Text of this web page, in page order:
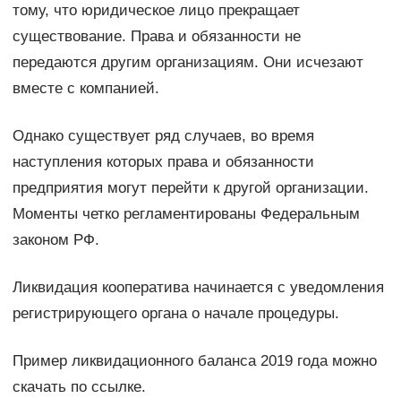
тому, что юридическое лицо прекращает
существование. Права и обязанности не
передаются другим организациям. Они исчезают
вместе с компанией.
Однако существует ряд случаев, во время
наступления которых права и обязанности
предприятия могут перейти к другой организации.
Моменты четко регламентированы Федеральным
законом РФ.
Ликвидация кооператива начинается с уведомления
регистрирующего органа о начале процедуры.
Пример ликвидационного баланса 2019 года можно
скачать по ссылке.